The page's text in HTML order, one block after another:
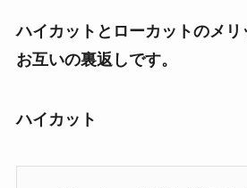
ハイカットとローカットのメリ
お互いの裏返しです。
ハイカット